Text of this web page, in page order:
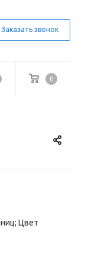
Заказать звонок
0
Цвет